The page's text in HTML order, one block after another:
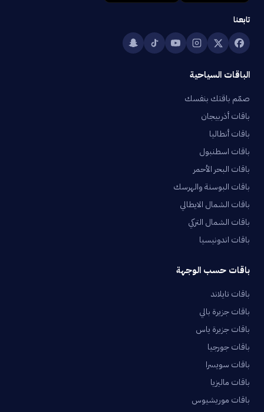
تابعنا
الباقات السياحية
صمّم باقتك بنفسك
باقات أذربيجان
باقات أنطاليا
باقات اسطنبول
باقات البحر الأحمر
باقات البوسنة والهرسك
باقات الشمال الايطالي
باقات الشمال التركي
باقات اندونيسيا
باقات حسب الوجهة
باقات تايلاند
باقات جزيرة بالي
باقات جزيرة ياس
باقات جورجيا
باقات سويسرا
باقات ماليزيا
باقات موريشيوس